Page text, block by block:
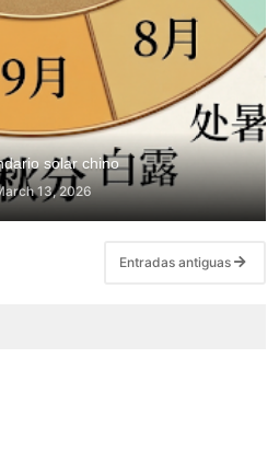
solar chino
13, 2026
Entradas antiguas